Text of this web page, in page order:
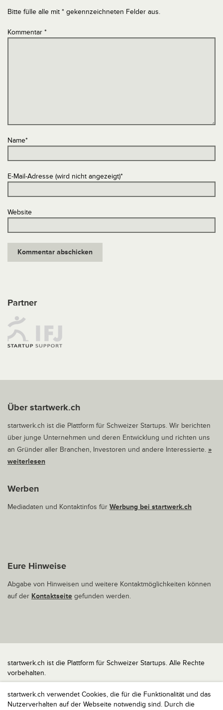
startwerk.ch verwendet Cookies, die für die Funktionalität und das
Nutzerverhalten auf der Webseite notwendig sind. Durch die
Bitte fülle alle mit * gekennzeichneten Felder aus.
Kommentar *
Name*
E-Mail-Adresse (wird nicht angezeigt)*
Website
Partner
Über startwerk.ch
startwerk.ch ist die Plattform für Schweizer Startups. Wir berichten
über junge Unternehmen und deren Entwicklung und richten uns
an Gründer aller Branchen, Investoren und andere Interessierte. »
weiterlesen
Werben
Mediadaten und Kontaktinfos für Werbung bei startwerk.ch
Eure Hinweise
Abgabe von Hinweisen und weitere Kontaktmöglichkeiten können
auf der Kontaktseite gefunden werden.
startwerk.ch ist die Plattform für Schweizer Startups. Alle Rechte
vorbehalten.
Impressum
Kontakt